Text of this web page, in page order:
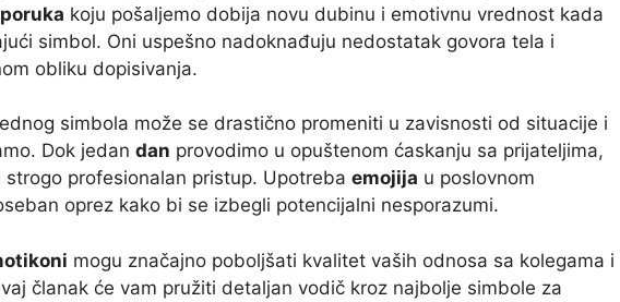
poruka koju pošaljemo dobija novu dubinu i emotivnu vrednost kada
simbol. Oni uspešno nadoknađuju nedostatak govora tela i
obliku dopisivanja.
simbola može se drastično promeniti u zavisnosti od situacije i
Dok jedan dan provodimo u opuštenom ćaskanju sa prijateljima,
profesionalan pristup. Upotreba emojija u poslovnom
oprez kako bi se izbegli potencijalni nesporazumi.
mogu značajno poboljšati kvalitet vaših odnosa sa kolegama i
članak će vam pružiti detaljan vodič kroz najbolje simbole za